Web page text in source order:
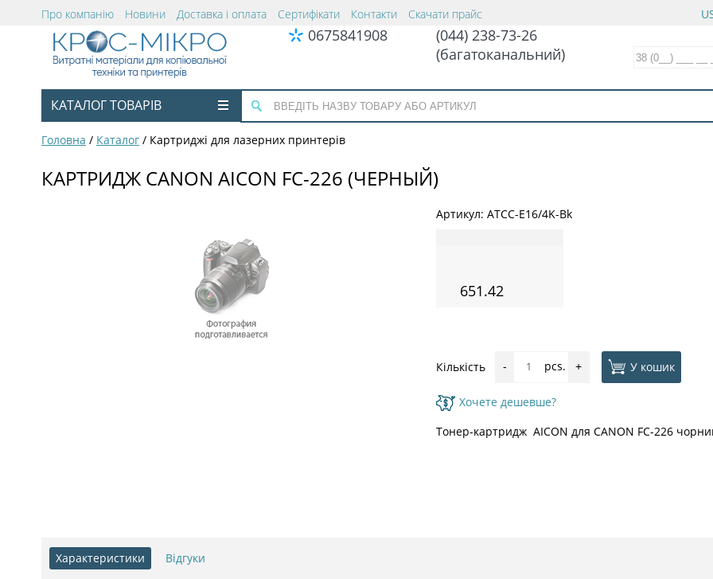
Про компанію Новини Доставка і оплата Сертифікати Контакти Скачати прайс
0675841908
(044) 238-73-26
(багатоканальний)
КАТАЛОГ ТОВАРІВ
Головна / Каталог / Картриджі для лазерних принтерів
КАРТРИДЖ CANON AICON FC-226 (ЧЕРНЫЙ)
Артикул: ATCC-E16/4K-Bk
651.42
Кількість - pcs. + У кошик
Хочете дешевше?
Тонер-картридж AICON для CANON FC-226
Характеристики Відгуки